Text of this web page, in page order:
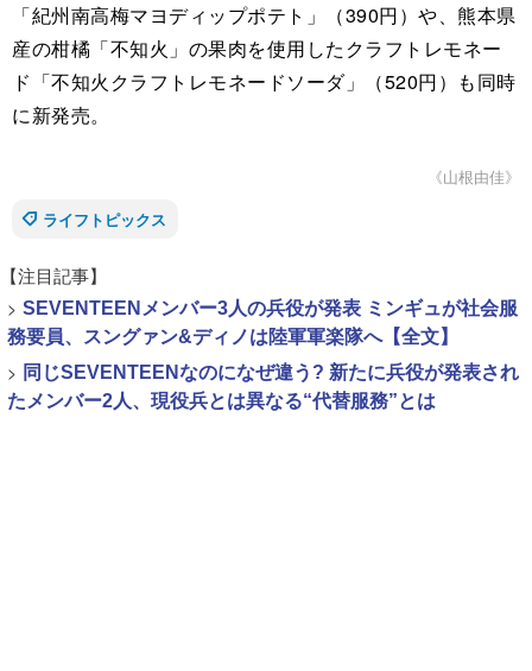
「紀州南高梅マヨディップポテト」（390円）や、熊本県
産の柑橘「不知火」の果肉を使用したクラフトレモネー
ド「不知火クラフトレモネードソーダ」（520円）も同時
に新発売。
《山根由佳》
ライフトピックス
【注目記事】
> SEVENTEENメンバー3人の兵役が発表 ミンギュが社会服
務要員、スングァン&ディノは陸軍軍楽隊へ【全文】
> 同じSEVENTEENなのになぜ違う? 新たに兵役が発表され
たメンバー2人、現役兵とは異なる“代替服務”とは